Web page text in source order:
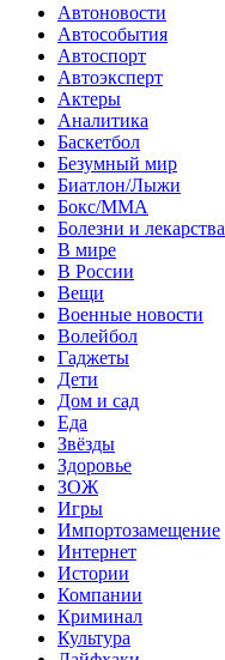
Автоновости
Автособытия
Автоспорт
Автоэксперт
Актеры
Аналитика
Баскетбол
Безумный мир
Биатлон/Лыжи
Бокс/MMA
Болезни и лекарства
В мире
В России
Вещи
Военные новости
Волейбол
Гаджеты
Дети
Дом и сад
Еда
Звёзды
Здоровье
ЗОЖ
Игры
Импортозамещение
Интернет
Истории
Компании
Криминал
Культура